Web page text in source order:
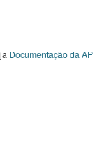
Documentação da